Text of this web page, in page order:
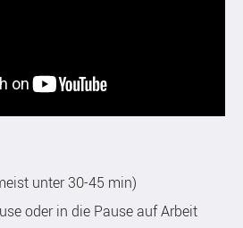
unter 30-45 min)
oder in die Pause auf Arbeit